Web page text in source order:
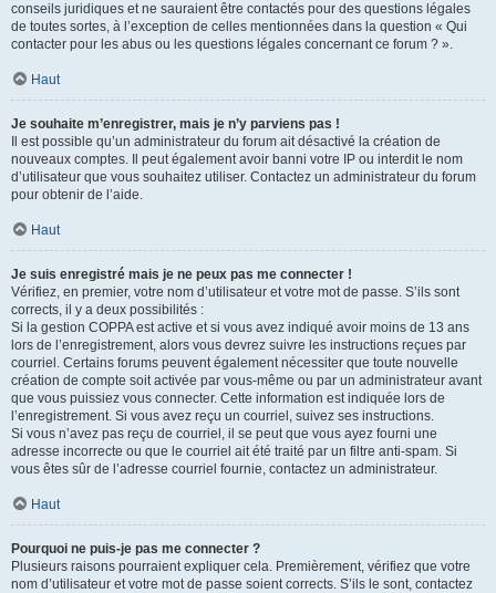
conseils juridiques et ne sauraient être contactés pour des questions légales
de toutes sortes, à l’exception de celles mentionnées dans la question « Qui
contacter pour les abus ou les questions légales concernant ce forum ? ».
Haut
Je souhaite m’enregistrer, mais je n’y parviens pas !
Il est possible qu’un administrateur du forum ait désactivé la création de
nouveaux comptes. Il peut également avoir banni votre IP ou interdit le nom
d’utilisateur que vous souhaitez utiliser. Contactez un administrateur du forum
pour obtenir de l’aide.
Haut
Je suis enregistré mais je ne peux pas me connecter !
Vérifiez, en premier, votre nom d’utilisateur et votre mot de passe. S’ils sont
corrects, il y a deux possibilités :
Si la gestion COPPA est active et si vous avez indiqué avoir moins de 13 ans
lors de l’enregistrement, alors vous devrez suivre les instructions reçues par
courriel. Certains forums peuvent également nécessiter que toute nouvelle
création de compte soit activée par vous-même ou par un administrateur avant
que vous puissiez vous connecter. Cette information est indiquée lors de
l’enregistrement. Si vous avez reçu un courriel, suivez ses instructions.
Si vous n’avez pas reçu de courriel, il se peut que vous ayez fourni une
adresse incorrecte ou que le courriel ait été traité par un filtre anti-spam. Si
vous êtes sûr de l’adresse courriel fournie, contactez un administrateur.
Haut
Pourquoi ne puis-je pas me connecter ?
Plusieurs raisons pourraient expliquer cela. Premièrement, vérifiez que votre
nom d’utilisateur et votre mot de passe soient corrects. S’ils le sont, contactez